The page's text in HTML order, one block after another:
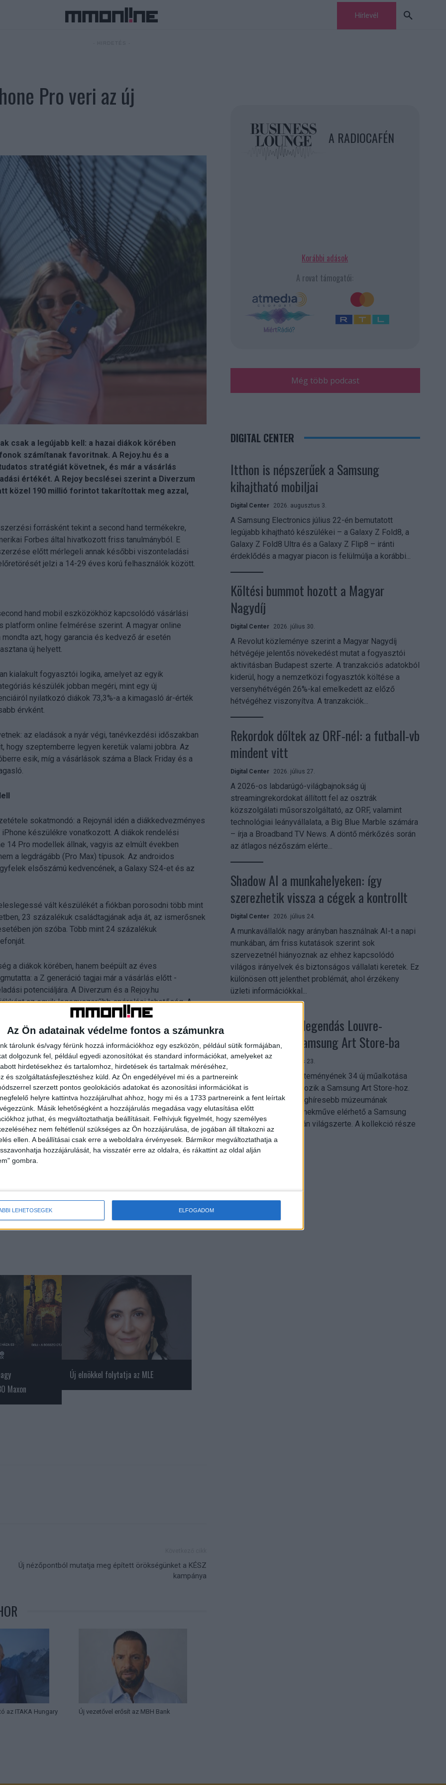
Az Ön adatainak védelme fontos a számunkra
tárolunk és/vagy férünk hozzá információkhoz egy eszközön, például sütik formájában,
dolgozunk fel, például egyedi azonosítókat és standard információkat, amelyeket az
hirdetésekhez és tartalomhoz, hirdetések és tartalmak méréséhez,
és szolgáltatásfejlesztéshez küld. Az Ön engedélyével mi és a partnereink
szerzett pontos geolokációs adatokat és azonosítási információkat is
helyre kattintva hozzájárulhat ahhoz, hogy mi és a 1733 partnereink a fent leírtak
Másik lehetőségként a hozzájárulás megadása vagy elutasítása előtt
juthat, és megváltoztathatja beállításait. Felhívjuk figyelmét, hogy személyes
nem feltétlenül szükséges az Ön hozzájárulása, de jogában áll tiltakozni az
ellen. A beállításai csak erre a weboldalra érvényesek. Bármikor megváltoztathatja a
hozzájárulását, ha visszatér erre az oldalra, és rákattint az oldal alján
gombra.
LEHETŐSÉGEK ELFOGADOM
Hírlevél
Pro veri az új
csak a legújabb kell: a hazai diákok körében
számítanak favoritnak. A Rejoy.hu és a
stratégiát követnek, és már a vásárlás
értékét. A Rejoy becslései szerint a Diverzum
közel 190 millió forintot takarítottak meg azzal,
forrásként tekint a second hand termékekre,
Forbes által hivatkozott friss tanulmányból. E
előtt mérlegeli annak későbbi viszonteladási
jelzi a 14-29 éves korú felhasználók között.
hand mobil eszközökhöz kapcsolódó vásárlási
platform online felmérése szerint. A magyar online
azt, hogy garancia és kedvező ár esetén
új helyett.
kialakult fogyasztói logika, amelyet az egyik
készülék jobban megéri, mint egy új
nyilatkozó diákok 73,3%-a a kimagasló ár-érték
érvként.
az eladások a nyár végi, tanévkezdési időszakban
hogy szeptemberre legyen keretük valami jobbra. Az
esik, míg a vásárlások száma a Black Friday és a
sokatmondó: a Rejoynál idén a diákkedvezményes
készülékre vonatkozott. A diákok rendelési
14 Pro modellek állnak, vagyis az elmúlt években
a legdrágább (Pro Max) típusok. Az androidos
elsőszámú kedvencének, a Galaxy S24-et és az
vált készülékét a fiókban porosodni több mint
23 százalékuk családtagjának adja át, az ismerősnek
jön szóba. Több mint 24 százalékuk
a diákok körében, hanem beépült az éves
a Z generáció tagjai már a vásárlás előtt -
potenciáljára. A Diverzum és a Rejoy.hu
az egyik legegyszerűbb spórolási lehetőség. A
alapján döntenek. Nem mondanak le a prémium
mint amennyibe az ugyanúgy működő, új
Bence, a Rejoy.hu ügyvezetője.
keresik a diákok
a 2020-ban számos újítással megjelent modell
10.2" (2021, 9. generáció) volt a sláger a diákoknál,
leginkább belépőszintű darabjai, amelyek a
egy következetes képet mutat, hiszen ők pontosan
az újhoz képest, de a felhasználói élmény szinte
ha összeadjuk a felújított ár és az új ár közötti
elért megtakarítást, a vizsgált 12 hónapban a diákok
helyett felújított készüléket választottak a Rejoyról. Ez
jelent, és egy olyan összeg, amely egy havi
féléves közösségi közlekedési bérlet árát.
Maxon
Új elnökkel folytatja az MLE
Új nézőpontból mutatja meg épített örökségünket a KÉSZ
kampánya
az ITAKA Hungary
Új vezetővel erősít az MBH Bank
A RADIOCAFÉN
Korábbi adások
A rovat támogatói:
Még több podcast
DIGITAL CENTER
Itthon is népszerűek a Samsung
kihajtható mobiljai
Digital Center 2026. augusztus 3.
A Samsung Electronics július 22-én bemutatott
legújabb kihajtható készülékei – a Galaxy Z Fold8, a
Galaxy Z Fold8 Ultra és a Galaxy Z Flip8 – iránti
érdeklődés a magyar piacon is felülmúlja a korábbi...
Költési bummot hozott a Magyar
Nagydíj
Digital Center 2026. július 30.
A Revolut közleménye szerint a Magyar Nagydíj
hétvégéje jelentős növekedést mutat a fogyasztói
aktivitásban Budapest szerte. A tranzakciós adatokból
kiderül, hogy a nemzetközi fogyasztók költése a
versenyhétvégén 26%-kal emelkedett az előző
hétvégéhez viszonyítva. A tranzakciók...
Rekordok dőltek az ORF-nél: a futball-vb
mindent vitt
Digital Center 2026. július 27.
A 2026-os labdarúgó-világbajnokság új
streamingrekordokat állított fel az osztrák
közszolgálati műsorszolgáltató, az ORF, valamint
technológiai leányvállalata, a Big Blue Marble számára
– írja a Broadband TV News. A döntő mérkőzés során
az átlagos nézőszám elérte...
Shadow AI a munkahelyeken: így
szerezhetik vissza a cégek a kontrollt
Digital Center 2026. július 24.
A munkavállalók nagy arányban használnak AI-t a napi
munkában, ám friss kutatások szerint sok
szervezetnél hiányoznak az ehhez kapcsolódó
világos irányelvek és biztonságos vállalati keretek. Ez
különösen ott jelenthet problémát, ahol érzékeny
üzleti információkkal...
Megérkezett a legendás Louvre-
gyűjtemény a Samsung Art Store-ba
Digital Center 2026. július 23.
A párizsi Louvre gyűjteményének 34 új műalkotása
most először csatlakozik a Samsung Art Store-hoz.
Ezzel a világ egyik leghíresebb múzeumának
összesen már 51 remekműve elérhető a Samsung
Electronics platformján világszerte. A kollekció része
Leonardo...